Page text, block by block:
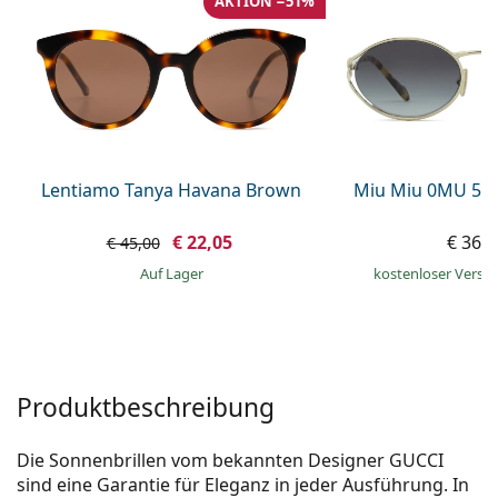
Prada
Alle Marken
Lentiamo Tanya Havana Brown
€ 45,00 € 22,05
auf Lager
Miu Miu 0MU
€
kostenloser
Produktbeschreibung
Die Sonnenbrillen vom bekannten Designer GUCCI
sind eine Garantie für Eleganz in jeder Ausführung. In